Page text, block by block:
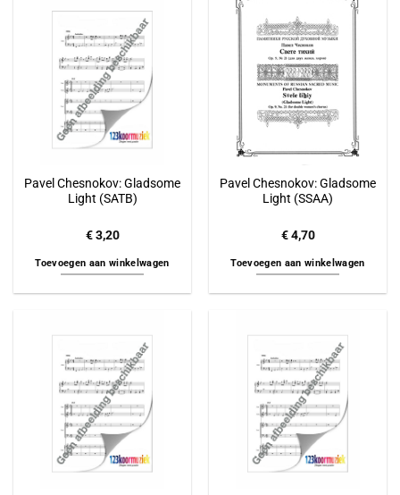
Pavel Chesnokov: Gladsome
Light (SATB)
€3,20
Toevoegen aan winkelwagen
Pavel Chesnokov: Gladsome
Light (SSAA)
€4,70
Toevoegen aan winkelwagen